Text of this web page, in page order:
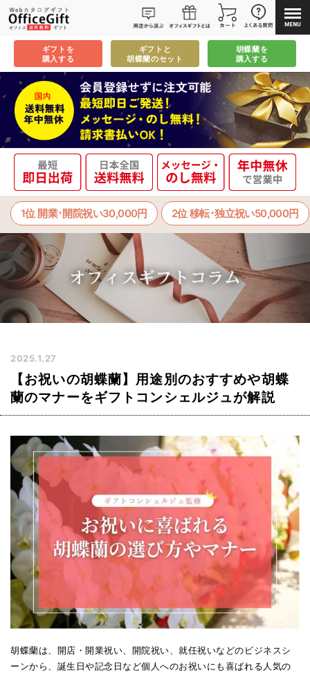
ギフトを
購入する
ギフトと
胡蝶蘭のセット
胡蝶蘭を
購入する
1位 開業･開院祝い30,000円 2位 移転･独立祝い50,000円
2025.1.27
【お祝いの胡蝶蘭】用途別のおすすめや胡蝶
蘭のマナーをギフトコンシェルジュが解説
胡蝶蘭は、開店・開業祝い、開院祝い、就任祝いなどのビジネスシ
ーンから、誕生日や記念日など個人へのお祝いにも喜ばれる人気の